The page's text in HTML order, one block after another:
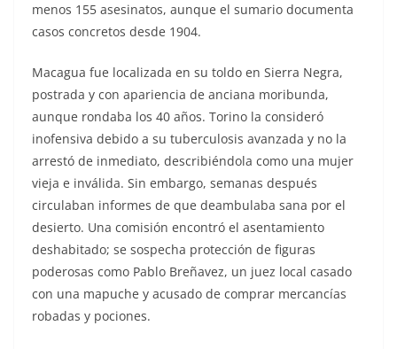
menos 155 asesinatos, aunque el sumario documenta
casos concretos desde 1904.
Macagua fue localizada en su toldo en Sierra Negra,
postrada y con apariencia de anciana moribunda,
aunque rondaba los 40 años. Torino la consideró
inofensiva debido a su tuberculosis avanzada y no la
arrestó de inmediato, describiéndola como una mujer
vieja e inválida. Sin embargo, semanas después
circulaban informes de que deambulaba sana por el
desierto. Una comisión encontró el asentamiento
deshabitado; se sospecha protección de figuras
poderosas como Pablo Breñavez, un juez local casado
con una mapuche y acusado de comprar mercancías
robadas y pociones.